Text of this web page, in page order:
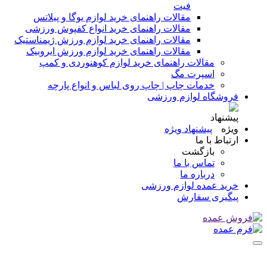
فیت
مقالات راهنمای خرید لوازم یوگا و پیلاتس
مقالات راهنمای خرید انواع کفپوش ورزشی
مقالات راهنمای خرید لوازم ورزش ژیمناستیک
مقالات راهنمای خرید لوازم ورزش ایروبیک
مقالات راهنمای خرید لوازم کوهنوردی و کمپ
اسپرت مگ
خدمات چاپ | چاپ روی لباس و انواع پارچه
فروشگاه لوازم ورزشی
پیشنهاد ویژه
ارتباط با ما
بازگشت
تماس با ما
درباره ما
خرید عمده لوازم ورزشی
پیگیری سفارش